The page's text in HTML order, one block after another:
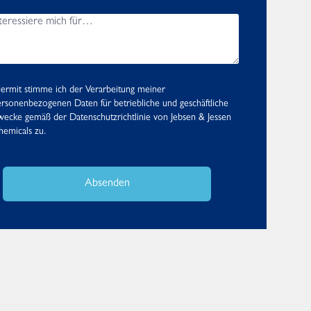
stimme ich der Verarbeitung meiner
Daten für betriebliche und geschäftliche
gemäß der Datenschutzrichtlinie von Jebsen & Jessen
zu.
Absenden